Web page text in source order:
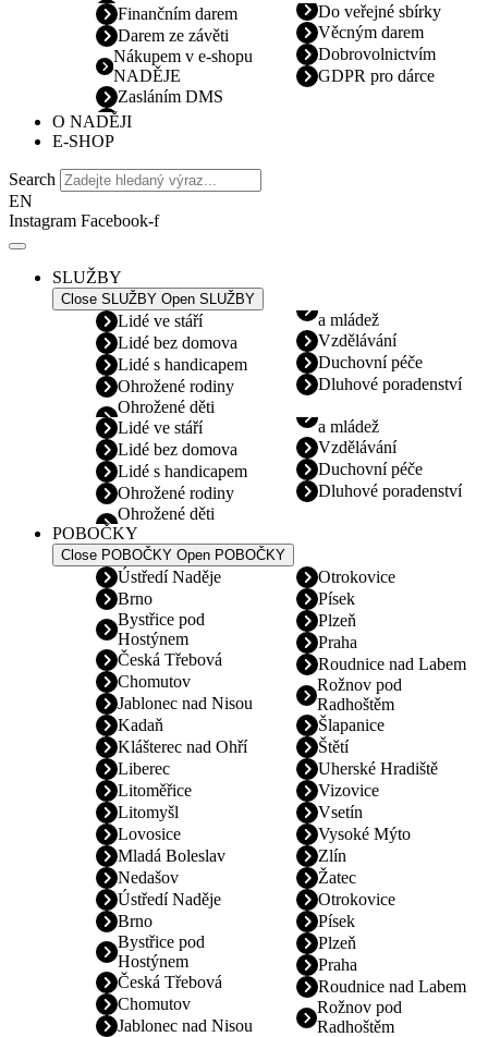
Finančním darem
Darem ze závěti
Nákupem v e-shopu
NADĚJE
Zasláním DMS
Do veřejné sbírky
Věcným darem
Dobrovolnictvím
GDPR pro dárce
O NADĚJI
E-SHOP
Search
EN
Instagram Facebook-f
SLUŽBY
Close SLUŽBY Open SLUŽBY
Lidé ve stáří
Lidé bez domova
Lidé s handicapem
Ohrožené rodiny
Ohrožené děti
a mládež
Vzdělávání
Duchovní péče
Dluhové poradenství
Lidé ve stáří
Lidé bez domova
Lidé s handicapem
Ohrožené rodiny
Ohrožené děti
a mládež
Vzdělávání
Duchovní péče
Dluhové poradenství
POBOČKY
Close POBOČKY Open POBOČKY
Ústředí Naděje
Brno
Bystřice pod
Hostýnem
Česká Třebová
Chomutov
Jablonec nad Nisou
Kadaň
Klášterec nad Ohří
Liberec
Litoměřice
Litomyšl
Lovosice
Mladá Boleslav
Nedašov
Otrokovice
Písek
Plzeň
Praha
Roudnice nad Labem
Rožnov pod
Radhoštěm
Šlapanice
Štětí
Uherské Hradiště
Vizovice
Vsetín
Vysoké Mýto
Zlín
Žatec
Ústředí Naděje
Brno
Bystřice pod
Hostýnem
Česká Třebová
Chomutov
Jablonec nad Nisou
Otrokovice
Písek
Plzeň
Praha
Roudnice nad Labem
Rožnov pod
Radhoštěm